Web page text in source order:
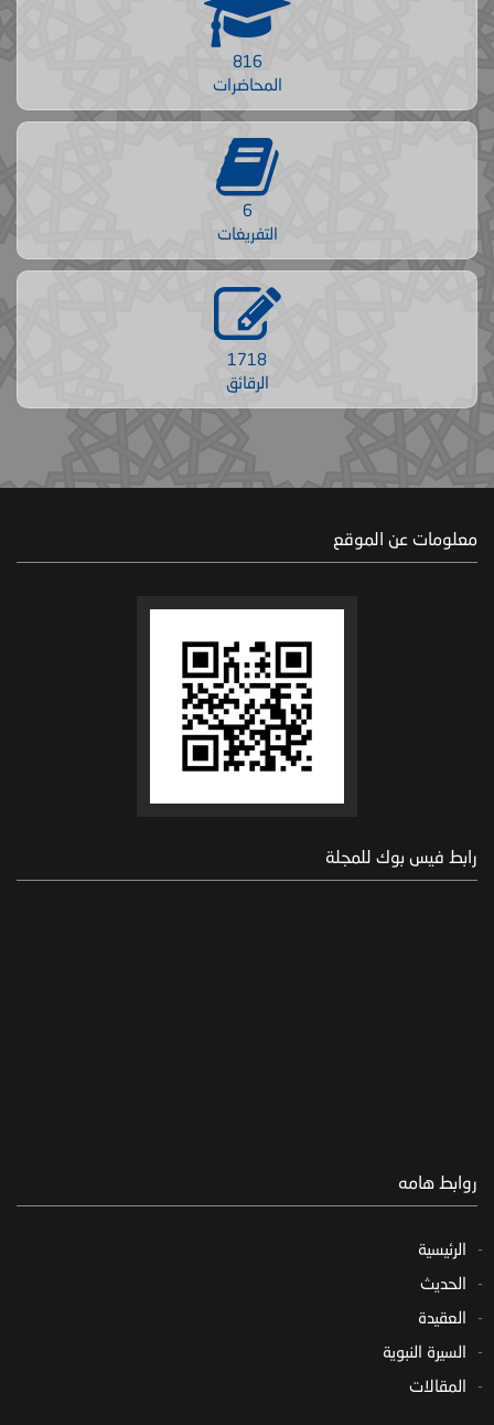
816
المحاضرات
6
التفريغات
1718
الرقائق
معلومات عن الموقع
رابط فيس بوك للمجلة
روابط هامه
الرئيسية
الحديث
العقيدة
السيرة النبوية
المقالات